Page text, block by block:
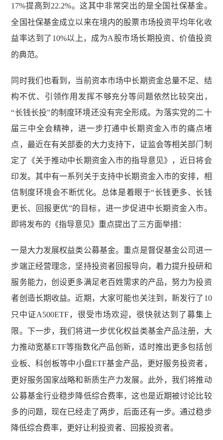
17%提高到 22.2%。这其中非常突出的是全国社保基金。
全国社保基金成立以来在境内的股票市场投资平均年化收
益率达到了 10%以上，成为A股市场长期投资、价值投资
的典范。
同时我们也看到，当前资本市场中长期资金总量不足、结
构不优、引领作用发挥不够充分等问题依然比较突出，
“长钱长投”的制度环境还没有完全形成。为落实党的二十
届三中全会精神，进一步打通中长期资金入市的痛点堵
点，最近在有关部委的大力支持下，证监会等相关部门制
定了《关于推动中长期资金入市的指导意见》，近日将会
印发。其中有一系列关于支持中长期资金入市的安排，相
信制度环境会不断优化。总体是着眼于“长钱更多、长钱
更长、回报更优”的目标，进一步促进中长期资金入市。
即将发布的《指导意见》重点提出了三方面举措：
一是大力发展权益类公募基金。重点是督促基金公司进一
步端正经营理念，坚持投资者回报导向，着力提升投研和
服务能力，创设更多满足老百姓需求的产品，努力为投资
者创造长期收益。近期，大家可能也关注到，新发行了 10
只中证A500ETF，很受市场欢迎，很快就达到了募集上
限。下一步，我们将进一步优化权益类基金产品注册，大
力推动宽基ETF等指数化产品创新，适时推出更多包括创
业板、科创板等中小盘ETF基金产品，更好服务投资者，
更好服务国家战略和新质生产力发展。此外，我们将推动
公募基金行业稳步降低综合费率，这也是近期被讨论比较
多的问题，现在已经走了两步，后面还有一步。通过稳步
降低综合费率，更好让利投资者、回报投资者。